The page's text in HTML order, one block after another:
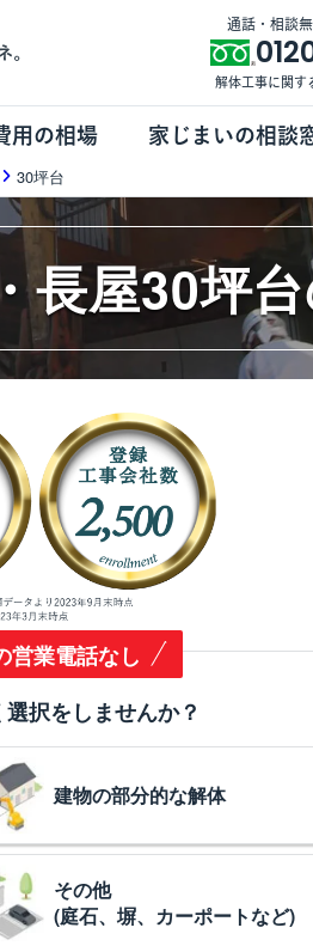
通話・相談
解体工事に関す
用の相場 家じまいの相談
30坪台
長屋30坪
営業電話なし
択をしませんか？
建物の部分的な解体
その他
(庭石、塀、カーポートなど)